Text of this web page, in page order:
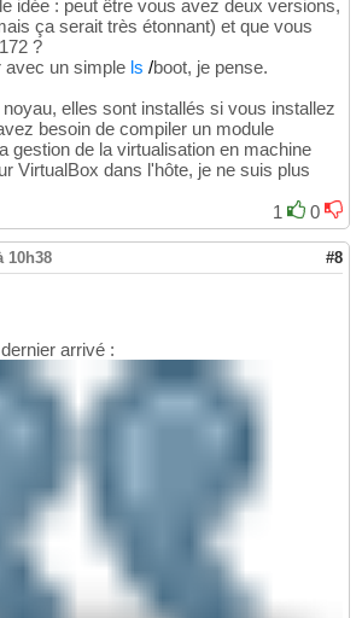
idée : peut être vous avez deux versions,
ça serait très étonnant) et que vous
?
avec un simple ls /boot, je pense.
elles sont installés si vous installez
besoin de compiler un module
gestion de la virtualisation en machine
VirtualBox dans l'hôte, je ne suis plus
1
0
10h38 #8
arrivé :